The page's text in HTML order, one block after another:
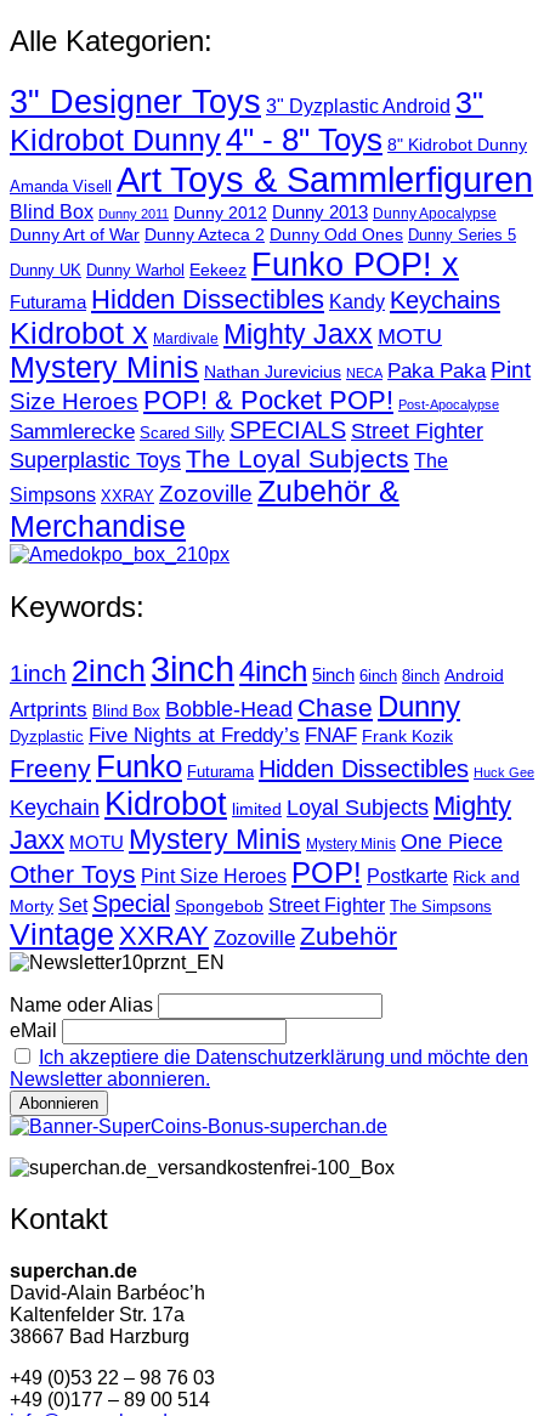
Alle Kategorien:
3" Designer Toys 3" Dyzplastic Android 3"
Kidrobot Dunny4" - 8" Toys 8" Kidrobot Dunny
Amanda Visell Art Toys & Sammlerfiguren
Blind Box Dunny 2011 Dunny 2012 Dunny 2013 Dunny Apocalypse
Dunny Art of War Dunny Azteca 2 Dunny Odd Ones Dunny Series 5
Dunny UK Dunny Warhol Eekeez Funko POP! x
Futurama Hidden Dissectibles Kandy Keychains
Kidrobot x Mardivale Mighty Jaxx MOTU
Mystery Minis Nathan Jurevicius NECA Paka Paka Pint
Size Heroes POP! & Pocket POP! Post-Apocalypse
Sammlerecke Scared Silly SPECIALS Street Fighter
Superplastic ToysThe Loyal Subjects The
Simpsons XXRAY Zozoville Zubehör &
Merchandise
Keywords:
1inch 2inch 3inch4inch 5inch 6inch 8inch Android
Artprints Blind Box Bobble-Head Chase Dunny
Dyzplastic Five Nights at Freddy’s FNAF Frank Kozik
Freeny Funko Futurama Hidden Dissectibles Huck Gee
Keychain Kidrobot limited Loyal Subjects Mighty
Jaxx MOTU Mystery Minis Mystery Minis One Piece
Other Toys Pint Size Heroes POP! Postkarte Rick and
Morty Set Special Spongebob Street Fighter The Simpsons
Vintage XXRAY Zozoville Zubehör
Name oder Alias
eMail
Ich akzeptiere die Datenschutzerklärung und möchte den
Newsletter abonnieren.
Kontakt
superchan.de
David-Alain Barbéoc’h
Kaltenfelder Str. 17a
38667 Bad Harzburg
+49 (0)53 22 – 98 76 03
+49 (0)177 – 89 00 514